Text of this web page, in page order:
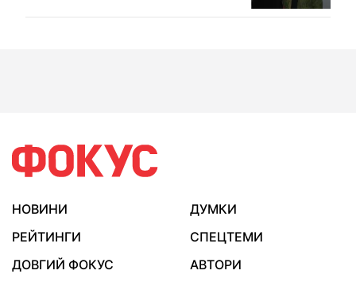
НОВИНИ
ДУМКИ
РЕЙТИНГИ
СПЕЦТЕМИ
ДОВГИЙ ФОКУС
АВТОРИ